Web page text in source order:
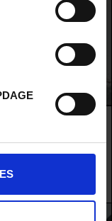
England, hvor
kolorit.